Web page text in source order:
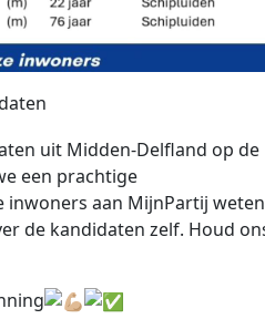
uit Midden-Delfland op de
een prachtige
aan MijnPartij
de kandidaten zelf. Houd